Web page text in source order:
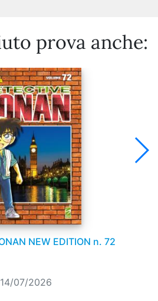
prova anche:
NEW EDITION n. 72
14/07/2026